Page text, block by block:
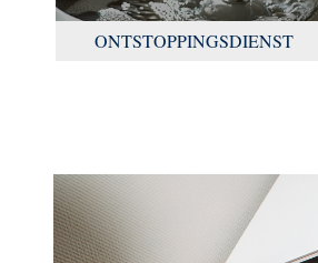
ONTSTOPPINGSDIENST